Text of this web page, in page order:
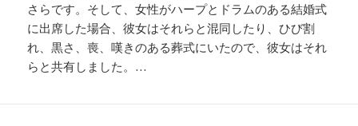
さらです。そして、女性がハープとドラムのある結婚式
に出席した場合、彼女はそれらと混同したり、ひび割
れ、黒さ、喪、嘆きのある葬式にいたので、彼女はそれ
らと共有しました。…